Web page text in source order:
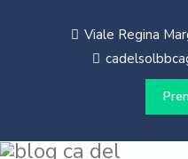
Viale Regina